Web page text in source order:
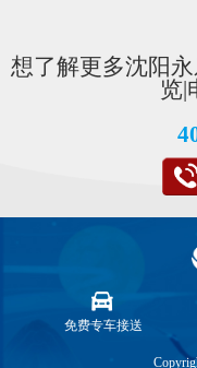
想了解更多沈阳
览|
免费专车接送